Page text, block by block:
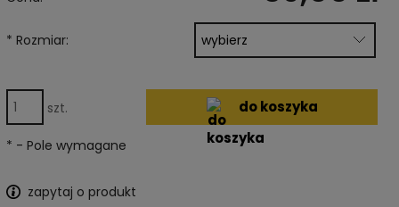
* Rozmiar:
szt. do koszyka
* - Pole wymagane
zapytaj o produkt